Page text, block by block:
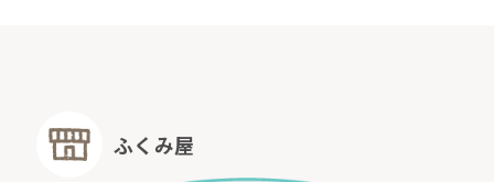
ふくみ屋